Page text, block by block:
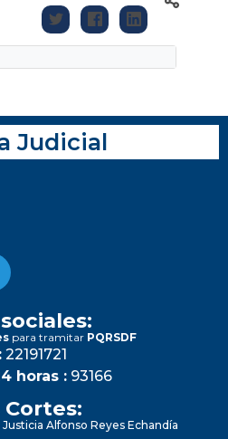
Judicial
para tramitar PQRSDF
22191721
horas : 93166
Justicia Alfonso Reyes Echandía